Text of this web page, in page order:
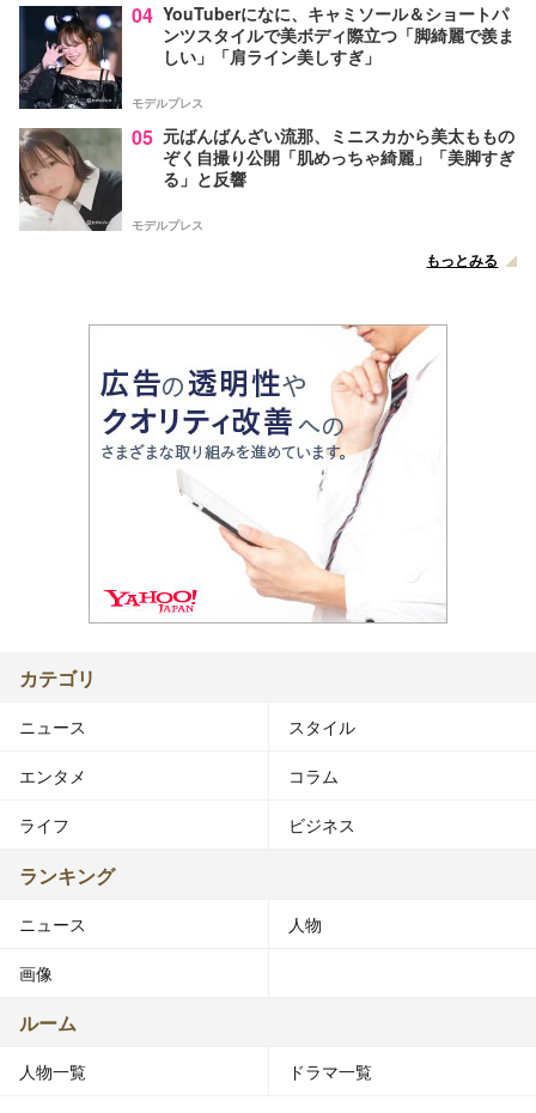
04 YouTuberになに、キャミソール＆ショートパ
ンツスタイルで美ボディ際立つ「脚綺麗で羨ま
しい」「肩ライン美しすぎ」
モデルプレス
05 元ばんばんざい流那、ミニスカから美太ももの
ぞく自撮り公開「肌めっちゃ綺麗」「美脚すぎ
る」と反響
モデルプレス
もっとみる
カテゴリ
ニュース スタイル
エンタメ コラム
ライフ ビジネス
ランキング
ニュース 人物
画像
ルーム
人物一覧 ドラマ一覧